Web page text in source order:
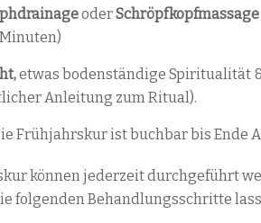
oderSchröpfkopfmassage
etwas bodenständige Spiritualität
Anleitung zum Ritual).
Frühjahrskur ist buchbar bis Ende
können jederzeit durchgeführt
folgenden Behandlungsschritte